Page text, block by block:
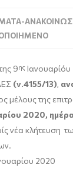
9ης
(ν.4155/13),
μέλους της
2020,
νέα κλήτευση
2020